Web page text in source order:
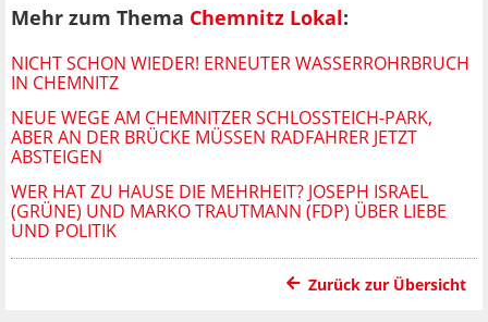
Mehr zum Thema Chemnitz Lokal:
NICHT SCHON WIEDER! ERNEUTER WASSERROHRBRUCH
IN CHEMNITZ
NEUE WEGE AM CHEMNITZER SCHLOSSTEICH-PARK, A
BER AN DER BRÜCKE MÜSSEN RADFAHRER JETZT A
BSTEIGEN
WER HAT ZU HAUSE DIE MEHRHEIT? JOSEPH ISRAEL
(GRÜNE) UND MARKO TRAUTMANN (FDP) ÜBER LIEBE
UND POLITIK
Zurück zur Übersicht